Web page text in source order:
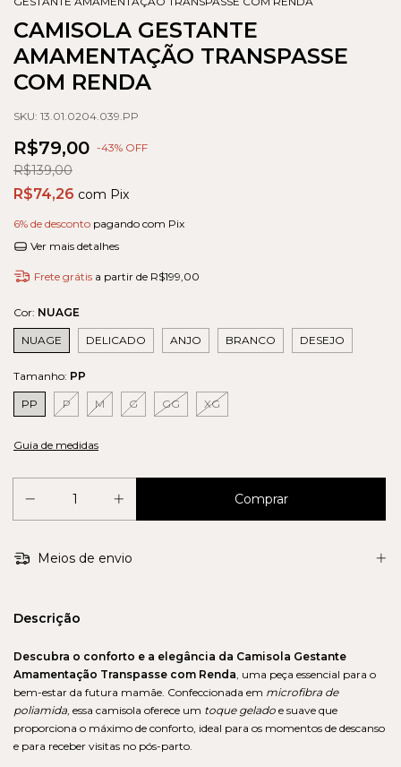
CAMISOLA GESTANTE
AMAMENTAÇÃO TRANSPASSE
COM RENDA
SKU: 13.01.0204.039.PP
R$79,00 -43% OFF
R$139,00
R$74,26 com Pix
6% de desconto pagando com Pix
Ver mais detalhes
Frete grátis a partir de R$199,00
Cor: NUAGE
NUAGE DELICADO ANJO BRANCO DESEJO
Tamanho: PP
PP P M G GG XG
Guia de medidas
Meios de envio
Descrição
Descubra o conforto e a elegância da Camisola Gestante
Amamentação Transpasse com Renda , uma peça essencial para o
bem-estar da futura mamãe. Confeccionada em microfibra de
poliamida , essa camisola oferece um toque gelado e suave que
proporciona o máximo de conforto, ideal para os momentos de descanso
e para receber visitas no pós-parto.